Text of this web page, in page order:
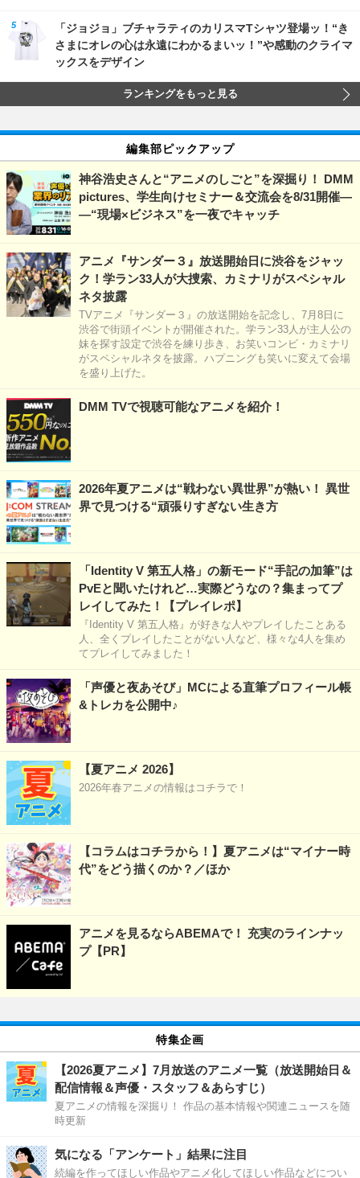
「ジョジョ」ブチャラティのカリスマTシャツ登場ッ！“き
さまにオレの心は永遠にわかるまいッ！”や感動のクライマ
ックスをデザイン
ランキングをもっと見る
編集部ピックアップ
神谷浩史さんと“アニメのしごと”を深掘り！ DMM
pictures、学生向けセミナー＆交流会を8/31開催―
―“現場×ビジネス”を一夜でキャッチ
アニメ『サンダー３』放送開始日に渋谷をジャッ
ク！学ラン33人が大捜索、カミナリがスペシャル
ネタ披露
TVアニメ『サンダー３』の放送開始を記念し、7月8日に
渋谷で街頭イベントが開催された。学ラン33人が主人公の
妹を探す設定で渋谷を練り歩き、お笑いコンビ・カミナリ
がスペシャルネタを披露。ハプニングも笑いに変えて会場
を盛り上げた。
DMM TVで視聴可能なアニメを紹介！
2026年夏アニメは“戦わない異世界”が熱い！ 異世
界で見つける“頑張りすぎない生き方
「Identity V 第五人格」の新モード“手記の加筆”は
PvEと聞いたけれど…実際どうなの？集まってプ
レイしてみた！【プレイレポ】
『Identity V 第五人格』が好きな人やプレイしたことある
人、全くプレイしたことがない人など、様々な4人を集め
てプレイしてみました！
「声優と夜あそび」MCによる直筆プロフィール帳
&トレカを公開中♪
【夏アニメ 2026】
2026年春アニメの情報はコチラで！
【コラムはコチラから！】夏アニメは“マイナー時
代”をどう描くのか？／ほか
アニメを見るならABEMAで！ 充実のラインナッ
プ【PR】
特集企画
【2026夏アニメ】7月放送のアニメ一覧（放送開始日＆
配信情報＆声優・スタッフ＆あらすじ）
夏アニメの情報を深掘り！ 作品の基本情報や関連ニュースを随
時更新
気になる「アンケート」結果に注目
続編を作ってほしい作品やアニメ化してほしい作品などについ